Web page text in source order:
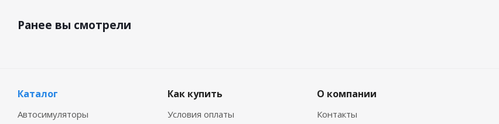
Ранее вы смотрели
Каталог
Автосимуляторы
Как купить
Условия оплаты
О компании
Контакты